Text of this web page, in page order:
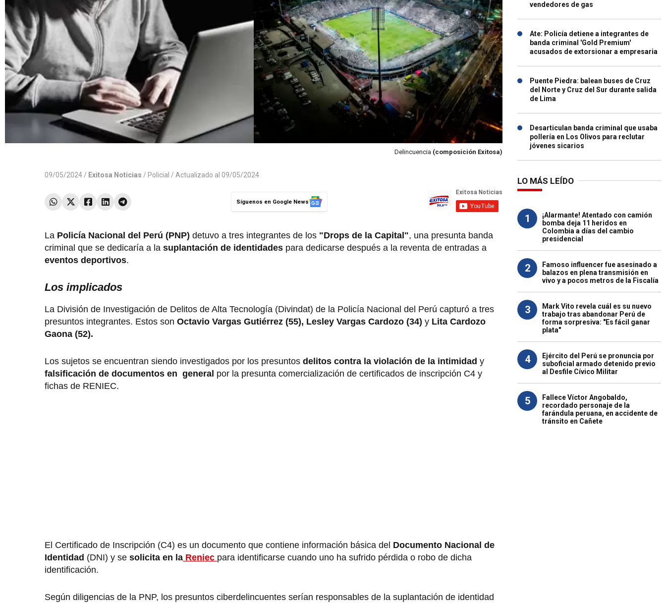
Delincuencia (composición Exitosa)
09/05/2024 / Exitosa Noticias / Policial / Actualizado al 09/05/2024
Síguenos en Google News
La Policía Nacional del Perú (PNP) detuvo a tres integrantes de los "Drops de la Capital", una presunta banda
criminal que se dedicaría a la suplantación de identidades para dedicarse después a la reventa de entradas a
eventos deportivos.
Los implicados
La División de Investigación de Delitos de Alta Tecnología (Divindat) de la Policía Nacional del Perú capturó a tres
presuntos integrantes. Estos son Octavio Vargas Gutiérrez (55), Lesley Vargas Cardozo (34) y Lita Cardozo
Gaona (52).
Los sujetos se encuentran siendo investigados por los presuntos delitos contra la violación de la intimidad y
falsificación de documentos en general por la presunta comercialización de certificados de inscripción C4 y
fichas de RENIEC.
El Certificado de Inscripción (C4) es un documento que contiene información básica del Documento Nacional de
Identidad (DNI) y se solicita en la Reniec para identificarse cuando uno ha sufrido pérdida o robo de dicha
identificación.
Según diligencias de la PNP, los presuntos ciberdelincuentes serían responsables de la suplantación de identidad
vendedores de gas
Ate: Policía detiene a integrantes de
banda criminal 'Gold Premium'
acusados de extorsionar a empresaria
Puente Piedra: balean buses de Cruz
del Norte y Cruz del Sur durante salida
de Lima
Desarticulan banda criminal que usaba
pollería en Los Olivos para reclutar
jóvenes sicarios
LO MÁS LEÍDO
1
¡Alarmante! Atentado con camión
bomba deja 11 heridos en
Colombia a días del cambio
presidencial
2
Famoso influencer fue asesinado a
balazos en plena transmisión en
vivo y a pocos metros de la Fiscalía
3
Mark Vito revela cuál es su nuevo
trabajo tras abandonar Perú de
forma sorpresiva: "Es fácil ganar
plata"
4
Ejército del Perú se pronuncia por
suboficial armado detenido previo
al Desfile Cívico Militar
5
Fallece Víctor Angobaldo,
recordado personaje de la
farándula peruana, en accidente de
tránsito en Cañete